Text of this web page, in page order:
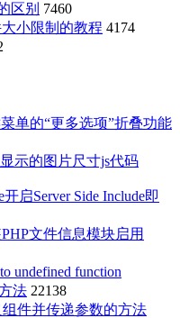
区别 7460
小限制的教程 4174
单的“更多选项”折叠功能
示的图片尺寸js代码
启Server Side Include即
文件信息模块启用
undefined function
法 22138
件并传递参数的方法